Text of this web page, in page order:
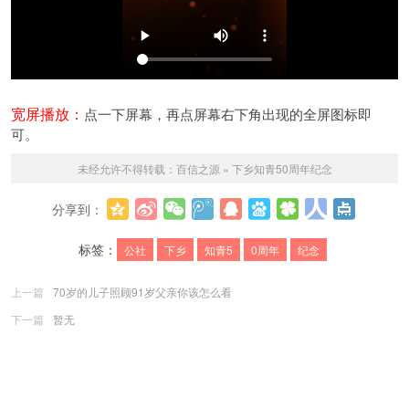
宽屏播放： 点一下屏幕，再点屏幕右下角出现的全屏图标即
可。
未经允许不得转载： 百信之源 » 下乡知青50周年纪念
分享到：
标签：
公社 下乡 知青5 0周年 纪念
上一篇
70岁的儿子照顾91岁父亲你该怎么看
下一篇
暂无